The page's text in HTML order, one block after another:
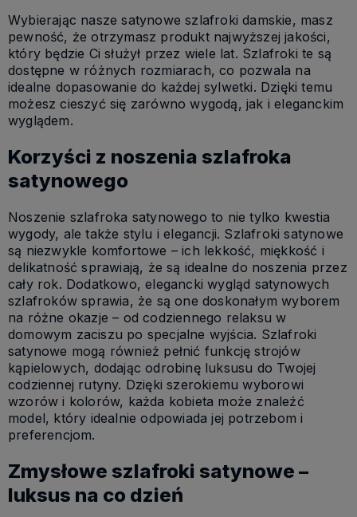
Wybierając nasze satynowe szlafroki damskie, masz
pewność, że otrzymasz produkt najwyższej jakości,
który będzie Ci służył przez wiele lat. Szlafroki te są
dostępne w różnych rozmiarach, co pozwala na
idealne dopasowanie do każdej sylwetki. Dzięki temu
możesz cieszyć się zarówno wygodą, jak i eleganckim
wyglądem.
Korzyści z noszenia szlafroka
satynowego
Noszenie szlafroka satynowego to nie tylko kwestia
wygody, ale także stylu i elegancji. Szlafroki satynowe
są niezwykle komfortowe – ich lekkość, miękkość i
delikatność sprawiają, że są idealne do noszenia przez
cały rok. Dodatkowo, elegancki wygląd satynowych
szlafroków sprawia, że są one doskonałym wyborem
na różne okazje – od codziennego relaksu w
domowym zaciszu po specjalne wyjścia. Szlafroki
satynowe mogą również pełnić funkcję strojów
kąpielowych, dodając odrobinę luksusu do Twojej
codziennej rutyny. Dzięki szerokiemu wyborowi
wzorów i kolorów, każda kobieta może znaleźć
model, który idealnie odpowiada jej potrzebom i
preferencjom.
Zmysłowe szlafroki satynowe –
luksus na co dzień